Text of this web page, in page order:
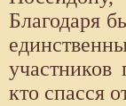
Благодаря
участников
кто спасся